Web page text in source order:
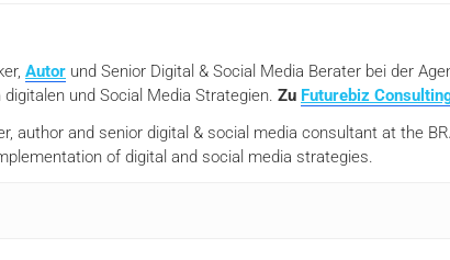
Autor und Senior Digital & Social Media Berater bei der
und Social Media Strategien. Zu Futurebiz
author and senior digital & social media consultant at the
of digital and social media strategies.